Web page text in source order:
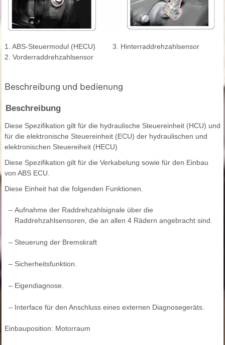
1. ABS-Steuermodul (HECU)
2. Vorderraddrehzahlsensor
3. Hinterraddrehzahlsensor
Beschreibung und bedienung
Beschreibung
Diese Spezifikation gilt für die hydraulische Steuereinheit (HCU) und
für die elektronische Steuereinheit (ECU) der hydraulischen und
elektronischen Steuereiheit (HECU)
Diese Spezifikation gilt für die Verkabelung sowie für den Einbau
von ABS ECU.
Diese Einheit hat die folgenden Funktionen.
– Aufnahme der Raddrehzahlsignale über die
Raddrehzahlsensoren, die an allen 4 Rädern angebracht sind.
– Steuerung der Bremskraft
– Sicherheitsfunktion.
– Eigendiagnose.
– Interface für den Anschluss eines externen Diagnosegeräts.
Einbauposition: Motorraum